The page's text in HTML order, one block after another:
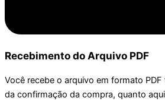
Recebimento do Arquivo PDF
Você recebe o arquivo em formato
da confirmação da compra, quanto